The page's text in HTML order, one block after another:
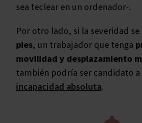
sea teclear en un ordenador-.
Por otro lado, si la severidad
pies, un trabajador que tenga
movilidad y desplazamiento
también podría ser candidato a
incapacidad absoluta.